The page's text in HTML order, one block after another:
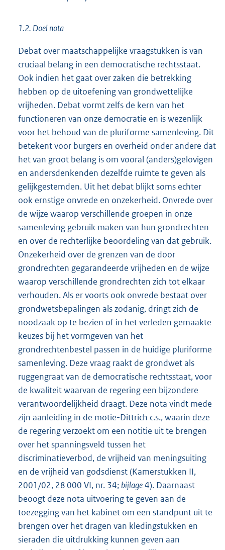
1.2. Doel nota
Debat over maatschappelijke vraagstukken is van
cruciaal belang in een democratische rechtsstaat.
Ook indien het gaat over zaken die betrekking
hebben op de uitoefening van grondwettelijke
vrijheden. Debat vormt zelfs de kern van het
functioneren van onze democratie en is wezenlijk
voor het behoud van de pluriforme samenleving. Dit
betekent voor burgers en overheid onder andere dat
het van groot belang is om vooral (anders)gelovigen
en andersdenkenden dezelfde ruimte te geven als
gelijkgestemden. Uit het debat blijkt soms echter
ook ernstige onvrede en onzekerheid. Onvrede over
de wijze waarop verschillende groepen in onze
samenleving gebruik maken van hun grondrechten
en over de rechterlijke beoordeling van dat gebruik.
Onzekerheid over de grenzen van de door
grondrechten gegarandeerde vrijheden en de wijze
waarop verschillende grondrechten zich tot elkaar
verhouden. Als er voorts ook onvrede bestaat over
grondwetsbepalingen als zodanig, dringt zich de
noodzaak op te bezien of in het verleden gemaakte
keuzes bij het vormgeven van het
grondrechtenbestel passen in de huidige pluriforme
samenleving. Deze vraag raakt de grondwet als
ruggengraat van de democratische rechtsstaat, voor
de kwaliteit waarvan de regering een bijzondere
verantwoordelijkheid draagt. Deze nota vindt mede
zijn aanleiding in de motie-Dittrich c.s., waarin deze
de regering verzoekt om een notitie uit te brengen
over het spanningsveld tussen het
discriminatieverbod, de vrijheid van meningsuiting
en de vrijheid van godsdienst (Kamerstukken II,
2001/02, 28 000 VI, nr. 34;bijlage 4). Daarnaast
beoogt deze nota uitvoering te geven aan de
toezegging van het kabinet om een standpunt uit te
brengen over het dragen van kledingstukken en
sieraden die uitdrukking kunnen geven aan